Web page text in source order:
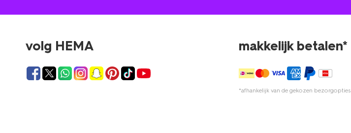
volg HEMA makkelijk betalen*
*afhankelijk van de gekozen bezorgopties